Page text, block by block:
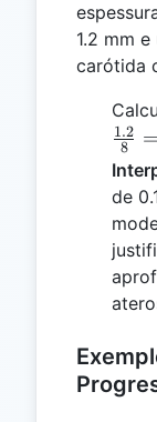
1.2 mm
carótida
8
1.2 =
de